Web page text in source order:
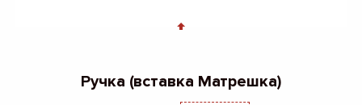
Ручка (вставка Матрешка)